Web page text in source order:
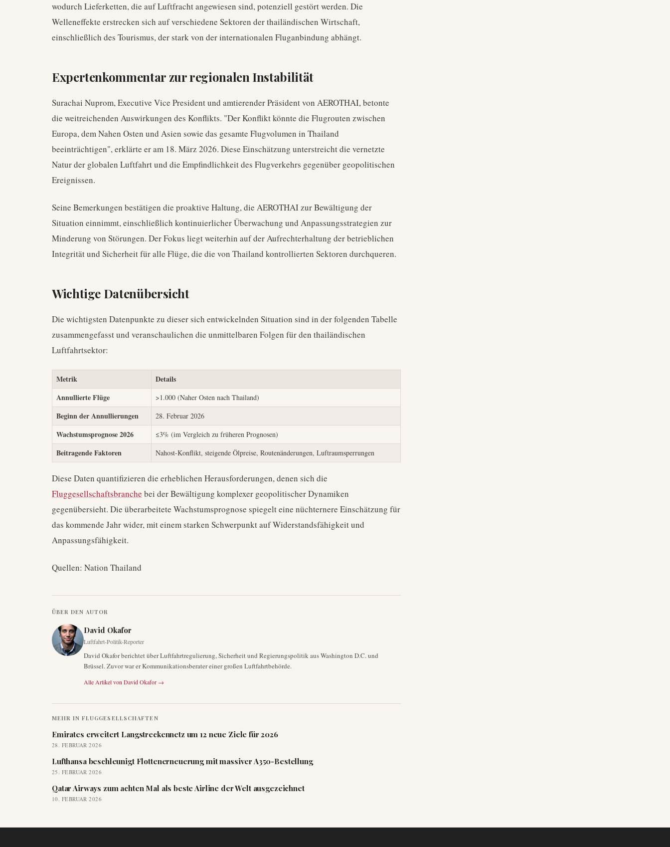
wodurch Lieferketten, die auf Luftfracht angewiesen sind, potenziell gestört werden. Die
Welleneffekte erstrecken sich auf verschiedene Sektoren der thailändischen Wirtschaft,
einschließlich des Tourismus, der stark von der internationalen Fluganbindung abhängt.
Expertenkommentar zur regionalen Instabilität
Surachai Nuprom, Executive Vice President und amtierender Präsident von AEROTHAI, betonte
die weitreichenden Auswirkungen des Konflikts. "Der Konflikt könnte die Flugrouten zwischen
Europa, dem Nahen Osten und Asien sowie das gesamte Flugvolumen in Thailand
beeinträchtigen", erklärte er am 18. März 2026. Diese Einschätzung unterstreicht die vernetzte
Natur der globalen Luftfahrt und die Empfindlichkeit des Flugverkehrs gegenüber geopolitischen
Ereignissen.
Seine Bemerkungen bestätigen die proaktive Haltung, die AEROTHAI zur Bewältigung der
Situation einnimmt, einschließlich kontinuierlicher Überwachung und Anpassungsstrategien zur
Minderung von Störungen. Der Fokus liegt weiterhin auf der Aufrechterhaltung der betrieblichen
Integrität und Sicherheit für alle Flüge, die die von Thailand kontrollierten Sektoren durchqueren.
Wichtige Datenübersicht
Die wichtigsten Datenpunkte zu dieser sich entwickelnden Situation sind in der folgenden Tabelle
zusammengefasst und veranschaulichen die unmittelbaren Folgen für den thailändischen
Luftfahrtsektor:
Metrik
Details
Annullierte Flüge
>1.000 (Naher Osten nach Thailand)
Beginn der Annullierungen 28. Februar 2026
Wachstumsprognose 2026 ≤3% (im Vergleich zu früheren Prognosen)
Beitragende Faktoren Nahost-Konflikt, steigende Ölpreise, Routenänderungen, Luftraumsperrungen
Diese Daten quantifizieren die erheblichen Herausforderungen, denen sich die
Fluggesellschaftsbranche bei der Bewältigung komplexer geopolitischer Dynamiken
gegenübersieht. Die überarbeitete Wachstumsprognose spiegelt eine nüchternere Einschätzung für
das kommende Jahr wider, mit einem starken Schwerpunkt auf Widerstandsfähigkeit und
Anpassungsfähigkeit.
Quellen: Nation Thailand
ÜBER DEN AUTOR
David Okafor
Luftfahrt-Politik-Reporter
David Okafor berichtet über Luftfahrtregulierung, Sicherheit und Regierungspolitik aus Washington D.C. und
Brüssel. Zuvor war er Kommunikationsberater einer großen Luftfahrtbehörde.
Alle Artikel von David Okafor →
MEHR IN FLUGGESELLSCHAFTEN
Emirates erweitert Langstreckennetz um 12 neue Ziele für 2026
28. FEBRUAR 2026
Lufthansa beschleunigt Flottenerneuerung mit massiver A350-Bestellung
25. FEBRUAR 2026
Qatar Airways zum achten Mal als beste Airline der Welt ausgezeichnet
10. FEBRUAR 2026